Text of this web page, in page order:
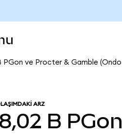
PGon ve Procter & Gamble (Ondo
ARZ
B PGon